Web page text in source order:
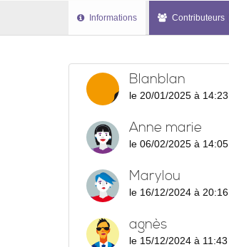
Informations Contributeurs
Blanblan
le 20/01/2025 à 14:23
Anne marie
le 06/02/2025 à 14:05
Marylou
le 16/12/2024 à 20:16
agnès
le 15/12/2024 à 11:43